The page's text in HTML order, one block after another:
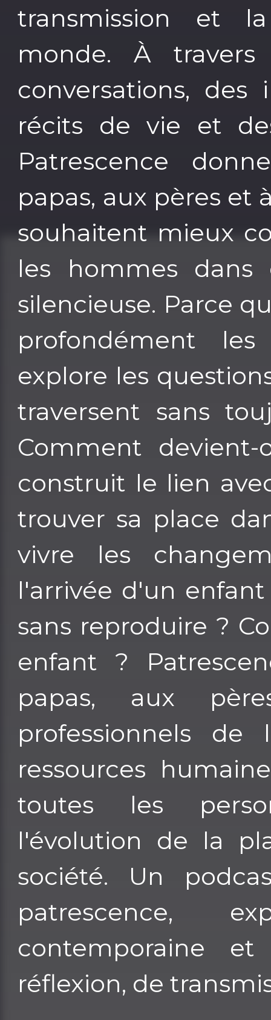
transmission et
monde. À travers
conversations, des
récits de vie et
Patrescence
papas, aux pères et
souhaitent mieux
les hommes dans
silencieuse. Parce
profondément
explore les
traversent sans
Comment
construit le lien
trouver sa place
vivre les
l'arrivée d'un
sans reproduire ?
enfant ?
papas, aux
professionnels de
ressources
toutes les
l'évolution de la
société. Un
patrescence,
contemporaine
réflexion, de